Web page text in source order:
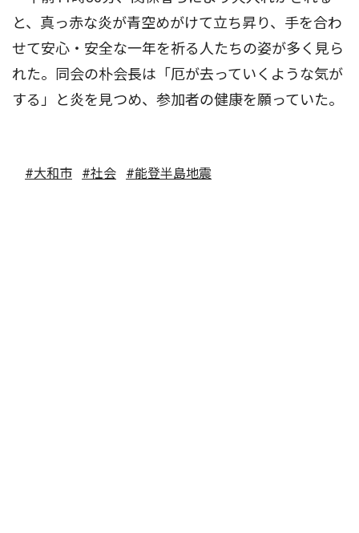
と、真っ赤な炎が青空めがけて立ち昇り、手を合わ
せて安心・安全な一年を祈る人たちの姿が多く見ら
れた。同会の朴会長は「厄が去っていくような気が
する」と炎を見つめ、参加者の健康を願っていた。
#大和市 #社会 #能登半島地震